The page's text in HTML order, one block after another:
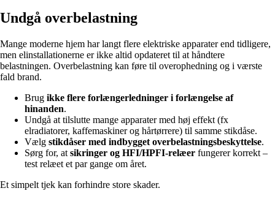
Undgå overbelastning
Mange moderne hjem har langt flere elektriske apparater end tidligere,
men elinstallationerne er ikke altid opdateret til at håndtere
belastningen. Overbelastning kan føre til overophedning og i værste
fald brand.
Brug ikke flere forlængerledninger i forlængelse af
hinanden.
Undgå at tilslutte mange apparater med høj effekt (fx
elradiatorer, kaffemaskiner og hårtørrere) til samme stikdåse.
Vælg stikdåser med indbygget overbelastningsbeskyttelse.
Sørg for, at sikringer og HFI/HPFI-relæer fungerer korrekt –
test relæet et par gange om året.
Et simpelt tjek kan forhindre store skader.